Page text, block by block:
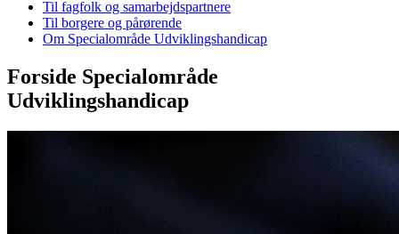
Til fagfolk og samarbejdspartnere
Til borgere og pårørende
Om Specialområde Udviklingshandicap
Forside Specialområde
Udviklingshandicap